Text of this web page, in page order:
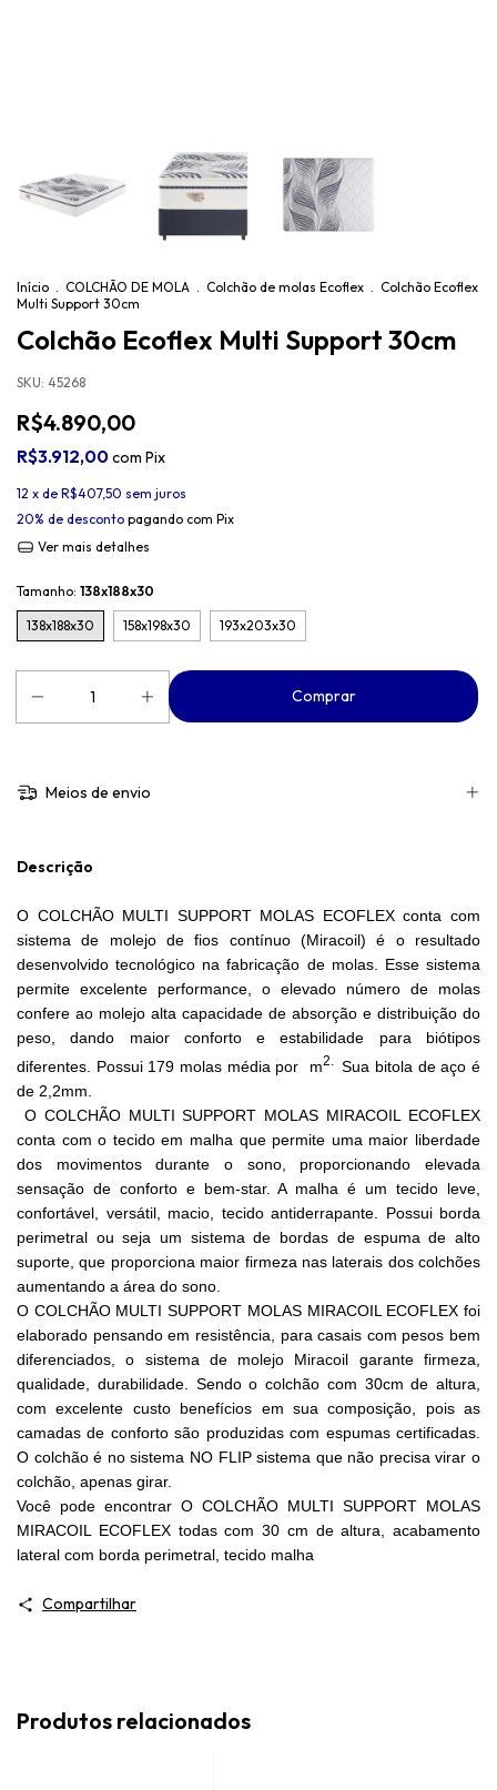
Início . COLCHÃO DE MOLA . Colchão de molas Ecoflex . Colchão Ecoflex
Multi Support 30cm
Colchão Ecoflex Multi Support 30cm
SKU: 45268
R$4.890,00
R$3.912,00com Pix
12 x de R$407,50 sem juros
20% de desconto pagando com Pix
Ver mais detalhes
Tamanho: 138x188x30
138x188x30 158x198x30 193x203x30
Meios de envio
Descrição
O COLCHÃO MULTI SUPPORT MOLAS ECOFLEX conta com
sistema de molejo de fios contínuo (Miracoil) é o resultado
desenvolvido tecnológico na fabricação de molas. Esse sistema
permite excelente performance, o elevado número de molas
confere ao molejo alta capacidade de absorção e distribuição do
peso, dando maior conforto e estabilidade para biótipos
diferentes. Possui 179 molas média por m2. Sua bitola de aço é
de 2,2mm.
O COLCHÃO MULTI SUPPORT MOLAS MIRACOIL ECOFLEX
conta com o tecido em malha que permite uma maior liberdade
dos movimentos durante o sono, proporcionando elevada
sensação de conforto e bem-star. A malha é um tecido leve,
confortável, versátil, macio, tecido antiderrapante. Possui borda
perimetral ou seja um sistema de bordas de espuma de alto
suporte, que proporciona maior firmeza nas laterais dos colchões
aumentando a área do sono.
O COLCHÃO MULTI SUPPORT MOLAS MIRACOIL ECOFLEX foi
elaborado pensando em resistência, para casais com pesos bem
diferenciados, o sistema de molejo Miracoil garante firmeza,
qualidade, durabilidade. Sendo o colchão com 30cm de altura,
com excelente custo benefícios em sua composição, pois as
camadas de conforto são produzidas com espumas certificadas.
O colchão é no sistema NO FLIP sistema que não precisa virar o
colchão, apenas girar.
Você pode encontrar O COLCHÃO MULTI SUPPORT MOLAS
MIRACOIL ECOFLEX todas com 30 cm de altura, acabamento
lateral com borda perimetral, tecido malha
Compartilhar
Produtos relacionados